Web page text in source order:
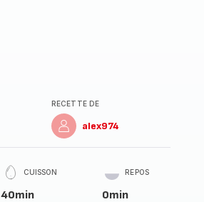
RECETTE DE
alex974
CUISSON
40min
REPOS
0min